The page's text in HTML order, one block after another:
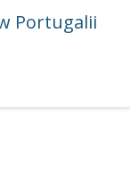
Portugalii